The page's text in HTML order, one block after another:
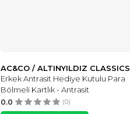
AC&CO / ALTINYILDIZ CLASSICS
Erkek Antrasit Hediye Kutulu Para
Bölmeli Kartlık - Antrasit
0.0 (0)